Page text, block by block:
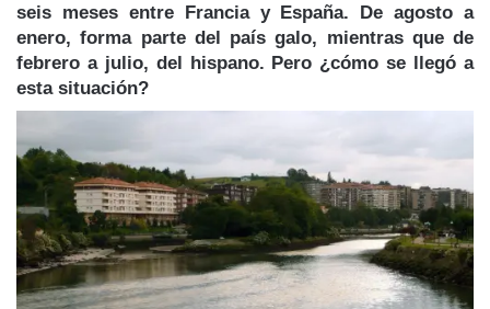
seis meses entre Francia y España. De agosto a
enero, forma parte del país galo, mientras que de
febrero a julio, del hispano. Pero ¿cómo se llegó a
esta situación?